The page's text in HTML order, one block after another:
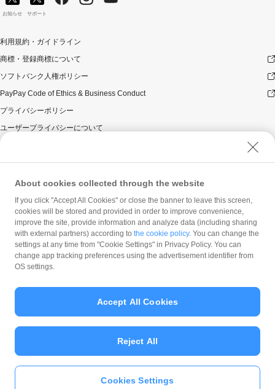
PayPayアプリをダウンロ
お知らせ サポート
利用規約・ガイドライン
商標・登録商標について
ソフトバンク人権ポリシー
PayPay Code of Ethics & Business Conduct
プライバシーポリシー
ユーザープライバシーについて
ウェブサイト利用規約
反社会的勢力に対する方針
勧誘方針
マネロン等基本方針
カスタマーハラスメントに関する当社の考え方
© PayPay Corporation
About cookies collected through the website
If you click "Accept All Cookies" or close the banner to leave this screen,
cookies will be stored and provided in order to improve convenience,
improve the site, provide information and analyze data (including sharing
with external partners) according to the cookie policy. You can change the
settings at any time from "Cookie Settings" in Privacy Policy. You can
change app tracking preferences using the advertisement identifier from
OS settings.
Cookies Settings
Reject All
Accept All Cookies